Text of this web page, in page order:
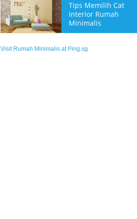
Tips Memilih Cat
Interior Rumah
Minimalis
Visit Rumah Minimalis at Ping.sg